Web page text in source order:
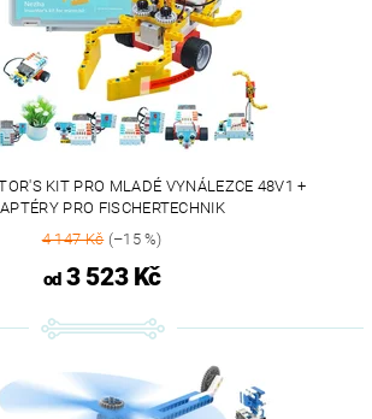
KIT PRO MLADÉ VYNÁLEZCE 48V1 +
PRO FISCHERTECHNIK
4 147 Kč(–15 %)
od3 523 Kč